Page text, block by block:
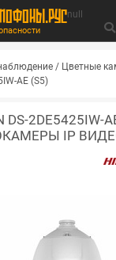
null
/ Цветные
AE (S5)
DS-2DE5425IW-
IP